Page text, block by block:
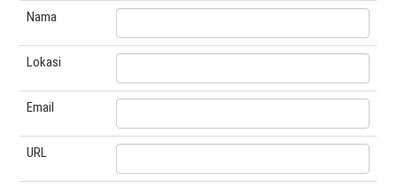
Nama
Lokasi
Email
URL